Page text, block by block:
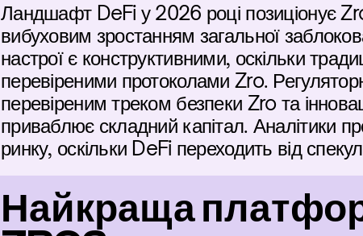
Ландшафт DeFi у 2026 році позиціонує
вибуховим зростанням загальної
настрої є конструктивними, оскільки
перевіреними протоколами Zro.
перевіреним треком безпеки Zro та
приваблює складний капітал. Аналітики
ринку, оскільки DeFi переходить від
Найкраща